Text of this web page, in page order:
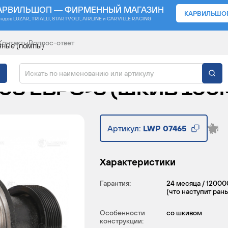
— ФИРМЕННЫЙ МАГАЗИН
LUZAR, TRIALLI, STARTVOLT, AIRLINE и CARVILLE RACING
Вопрос-ответ
(помпы)
АВТОМОБИЛЕЙ
ЕВРО-5 (ШКИВ
Артикул: LWP 07465
Характеристики
Гарантия:
24 месяца /
(что наступит
Особенности
конструкции:
со шкивом